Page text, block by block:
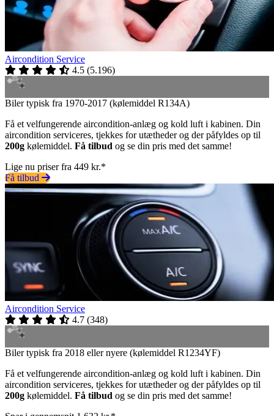
Aircondition Service
4.5 (5.196)
Biler typisk fra 1970-2017 (kølemiddel R134A)
Få et velfungerende aircondition-anlæg og kold luft i kabinen. Din
aircondition serviceres, tjekkes for utætheder og der påfyldes op til
200g kølemiddel. Få tilbud og se din pris med det samme!
Lige nu priser fra 449 kr.*
Få tilbud
Aircondition Service
4.7 (348)
Biler typisk fra 2018 eller nyere (kølemiddel R1234YF)
Få et velfungerende aircondition-anlæg og kold luft i kabinen. Din
aircondition serviceres, tjekkes for utætheder og der påfyldes op til
200g kølemiddel. Få tilbud og se din pris med det samme!